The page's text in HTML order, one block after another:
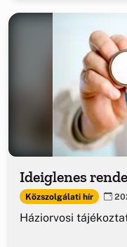
Ideiglenes
Közszolgálati hír
Háziorvosi